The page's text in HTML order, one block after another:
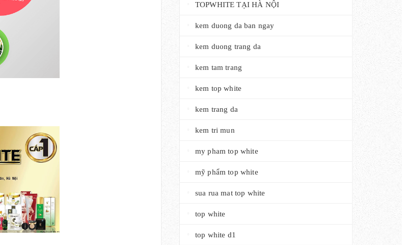
TOPWHITE TẠI HÀ NỘI
kem duong da ban ngay
kem duong trang da
kem tam trang
kem top white
kem trang da
kem tri mun
my pham top white
mỹ phẩm top white
sua rua mat top white
top white
top white d1